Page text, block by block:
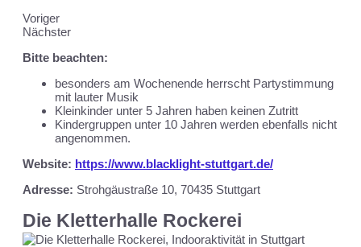
Voriger
Nächster
Bitte beachten:
besonders am Wochenende herrscht Partystimmung
mit lauter Musik
Kleinkinder unter 5 Jahren haben keinen Zutritt
Kindergruppen unter 10 Jahren werden ebenfalls nicht
angenommen.
Website: https://www.blacklight-stuttgart.de/
Adresse: Strohgäustraße 10, 70435 Stuttgart
Die Kletterhalle Rockerei